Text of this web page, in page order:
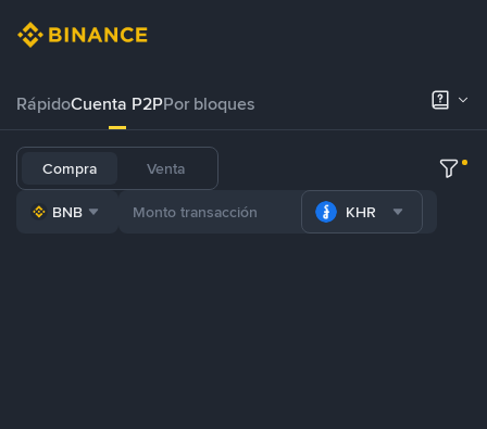
RápidoCuenta P2PPor bloques
Compra Venta
BNB KHR